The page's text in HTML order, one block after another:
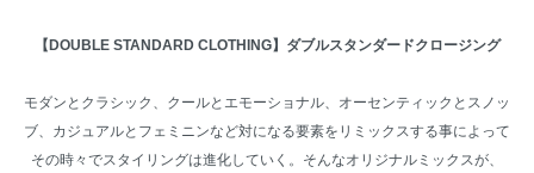
【DOUBLE STANDARD CLOTHING】ダブルスタンダードクロージング
モダンとクラシック、クールとエモーショナル、オーセンティックとスノッ
ブ、カジュアルとフェミニンなど対になる要素をリミックスする事によって
その時々でスタイリングは進化していく。そんなオリジナルミックスが、